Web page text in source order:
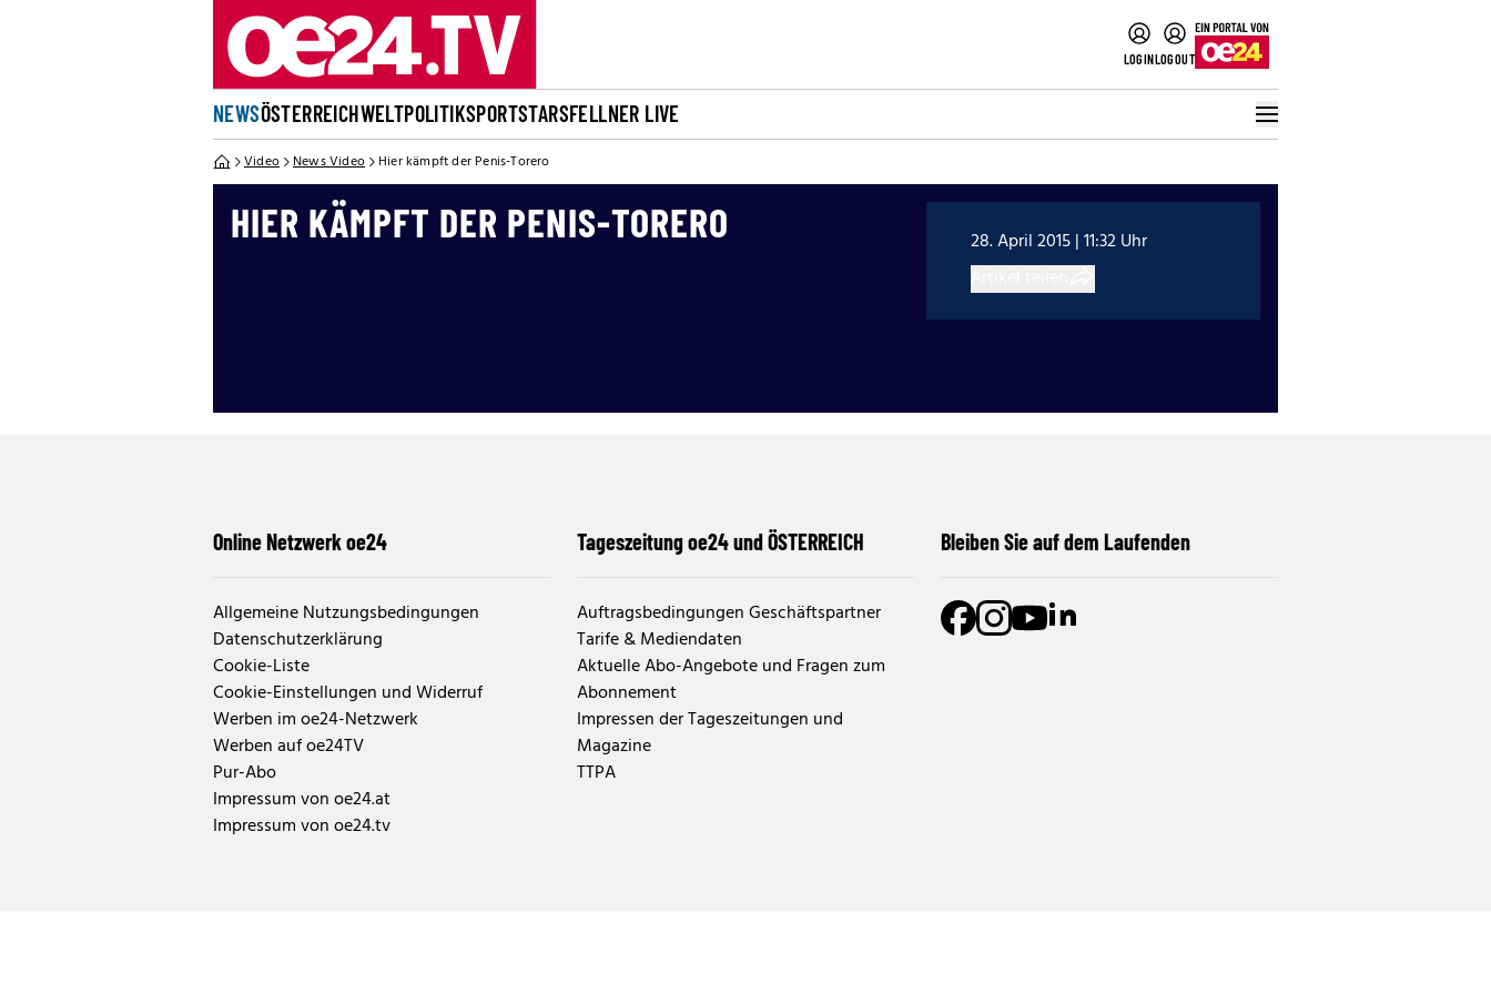
LOGINLOGOUT
NEWSÖSTERREICHWELTPOLITIKSPORTSTARSFELLNER LIVE
Video News Video Hier kämpft der Penis-Torero
HIER KÄMPFT DER PENIS-TORERO
28. April 2015 | 11:32 Uhr
Online Netzwerk oe24
Allgemeine Nutzungsbedingungen
Datenschutzerklärung
Cookie-Liste
Cookie-Einstellungen und Widerruf
Werben im oe24-Netzwerk
Werben auf oe24TV
Pur-Abo
Impressum von oe24.at
Impressum von oe24.tv
Tageszeitung oe24 und ÖSTERREICH
Auftragsbedingungen Geschäftspartner
Tarife & Mediendaten
Aktuelle Abo-Angebote und Fragen zum
Abonnement
Impressen der Tageszeitungen und
Magazine
TTPA
Bleiben Sie auf dem Laufenden